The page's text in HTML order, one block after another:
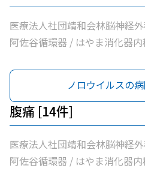
医療法人社団靖和会林脳神経
阿佐谷循環器 / はやま消化器
人社団昇陽会阿佐谷すずき診
団明笙会たけうち内科 / 医療
院 / 医療法人社団蘭松会蘭松医
浦整形外科内科 / シャレール
ノロウイルスの
腹痛 [14件]
医療法人社団靖和会林脳神経
阿佐谷循環器 / はやま消化器